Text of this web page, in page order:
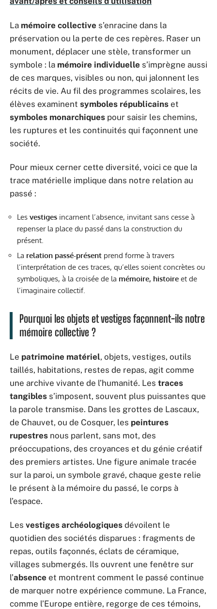
La mémoire collective s’enracine dans la
préservation ou la perte de ces repères. Raser un
monument, déplacer une stèle, transformer un
symbole : la mémoire individuelle s’imprègne aussi
de ces marques, visibles ou non, qui jalonnent les
récits de vie. Au fil des programmes scolaires, les
élèves examinent symboles républicains et
symboles monarchiques pour saisir les chemins,
les ruptures et les continuités qui façonnent une
société.
Pour mieux cerner cette diversité, voici ce que la
trace matérielle implique dans notre relation au
passé :
Les vestiges incarnent l’absence, invitant sans cesse à
repenser la place du passé dans la construction du
présent.
La relation passé-présent prend forme à travers
l’interprétation de ces traces, qu’elles soient concrètes ou
symboliques, à la croisée de la mémoire, histoire et de
l’imaginaire collectif.
Pourquoi les objets et vestiges façonnent-ils notre
mémoire collective ?
Le patrimoine matériel, objets, vestiges, outils
taillés, habitations, restes de repas, agit comme
une archive vivante de l’humanité. Les traces
tangibles s’imposent, souvent plus puissantes que
la parole transmise. Dans les grottes de Lascaux,
de Chauvet, ou de Cosquer, les peintures
rupestres nous parlent, sans mot, des
préoccupations, des croyances et du génie créatif
des premiers artistes. Une figure animale tracée
sur la paroi, un symbole gravé, chaque geste relie
le présent à la mémoire du passé, le corps à
l’espace.
Les vestiges archéologiques dévoilent le
quotidien des sociétés disparues : fragments de
repas, outils façonnés, éclats de céramique,
villages submergés. Ils ouvrent une fenêtre sur
l’absence et montrent comment le passé continue
de marquer notre expérience commune. La France,
comme l’Europe entière, regorge de ces témoins,